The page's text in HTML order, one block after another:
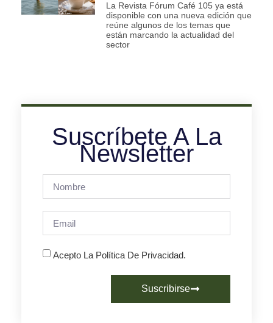
La Revista Fórum Café 105 ya está
disponible con una nueva edición que
reúne algunos de los temas que
están marcando la actualidad del
sector
Suscríbete A La
Newsletter
Acepto La Política De Privacidad.
Suscribirse